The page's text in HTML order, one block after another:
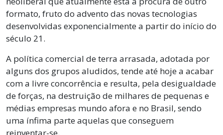
formato, fruto do advento das novas tecnologias
desenvolvidas exponencialmente a partir do início do
século 21.
A política comercial de terra arrasada, adotada por
alguns dos grupos aludidos, tende até hoje a acabar
com a livre concorrência e resulta, pela desigualdade
de forças, na destruição de milhares de pequenas e
médias empresas mundo afora e no Brasil, sendo
uma ínfima parte aquelas que conseguem
reinventar-se.